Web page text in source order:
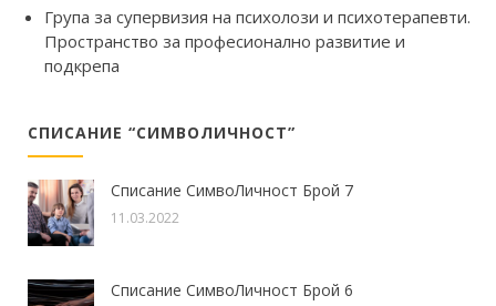
Група за супервизия на психолози и психотерапевти.
Пространство за професионално развитие и
подкрепа
СПИСАНИЕ “СИМВОЛИЧНОСТ”
Списание СимвоЛичност Брой 7
11.03.2022
Списание СимвоЛичност Брой 6